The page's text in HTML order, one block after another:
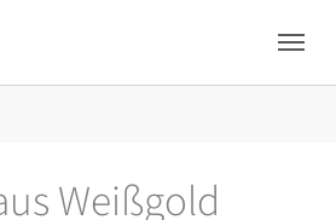
Weißgold